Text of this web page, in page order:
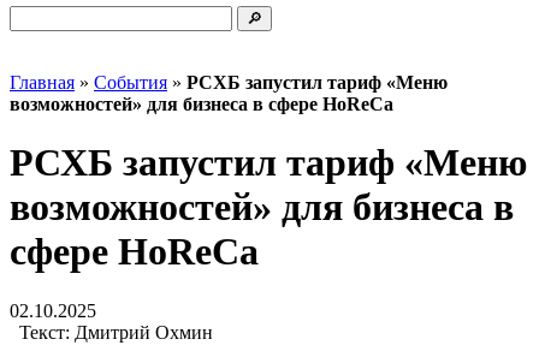
Главная » События » РСХБ запустил тариф «Меню
возможностей» для бизнеса в сфере HoReCa
РСХБ запустил тариф «Меню
возможностей» для бизнеса в
сфере HoReCa
02.10.2025
Текст: Дмитрий Охмин